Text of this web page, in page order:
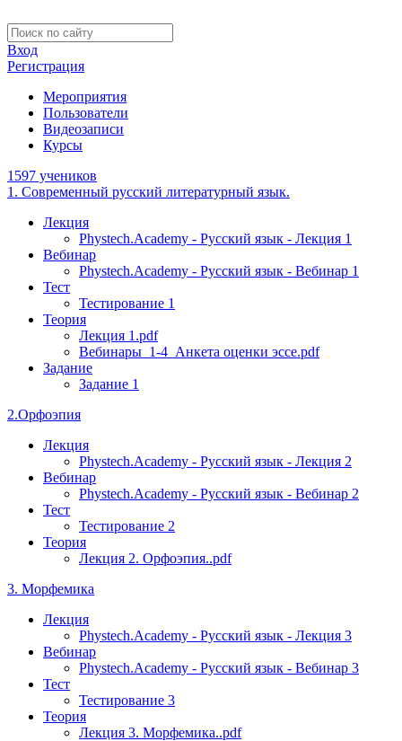
Вход
Регистрация
Мероприятия
Пользователи
Видеозаписи
Курсы
1597 учеников
1. Современный русский литературный язык.
Лекция
Phystech.Academy - Русский язык - Лекция 1
Вебинар
Phystech.Academy - Русский язык - Вебинар 1
Тест
Тестирование 1
Теория
Лекция 1.pdf
Вебинары_1-4_Анкета оценки эссе.pdf
Задание
Задание 1
2.Орфоэпия
Лекция
Phystech.Academy - Русский язык - Лекция 2
Вебинар
Phystech.Academy - Русский язык - Вебинар 2
Тест
Тестирование 2
Теория
Лекция 2. Орфоэпия..pdf
3. Морфемика
Лекция
Phystech.Academy - Русский язык - Лекция 3
Вебинар
Phystech.Academy - Русский язык - Вебинар 3
Тест
Тестирование 3
Теория
Лекция 3. Морфемика..pdf